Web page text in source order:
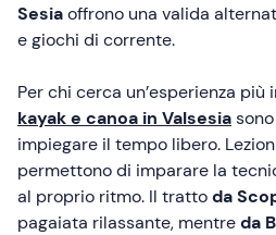
Sesiaoffrono una valida
e giochi di corrente.
Per chi cerca un’esperienza più
kayak e canoa in Valsesia
impiegare il tempo libero.
permettono di imparare la
al proprio ritmo. Il trattoda
pagaiata rilassante, mentreda